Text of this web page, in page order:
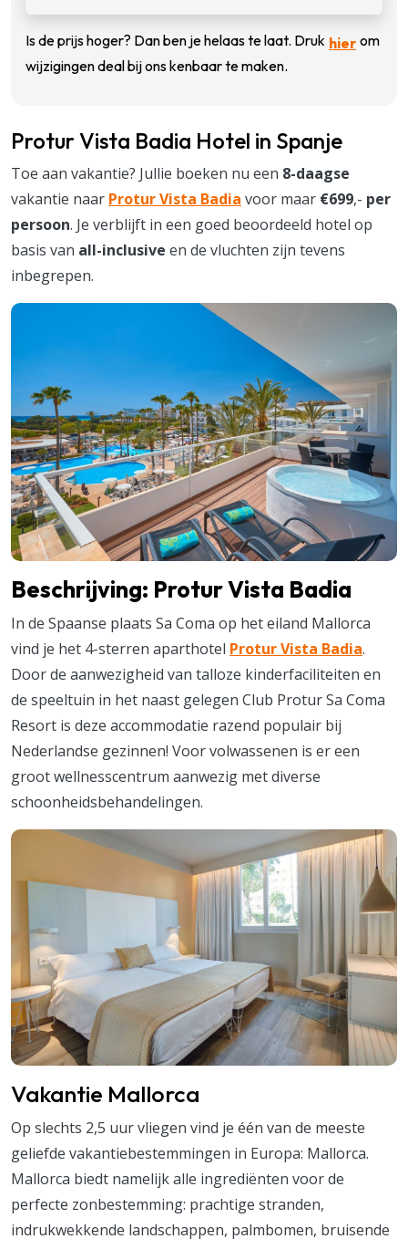
Is de prijs hoger? Dan ben je helaas te laat. Druk hier om
wijzigingen deal bij ons kenbaar te maken.
Protur Vista Badia Hotel in Spanje
Toe aan vakantie? Jullie boeken nu een 8-daagse
vakantie naar Protur Vista Badia voor maar €699,- per
persoon. Je verblijft in een goed beoordeeld hotel op
basis van all-inclusive en de vluchten zijn tevens
inbegrepen.
Beschrijving: Protur Vista Badia
In de Spaanse plaats Sa Coma op het eiland Mallorca
vind je het 4-sterren aparthotel Protur Vista Badia.
Door de aanwezigheid van talloze kinderfaciliteiten en
de speeltuin in het naast gelegen Club Protur Sa Coma
Resort is deze accommodatie razend populair bij
Nederlandse gezinnen! Voor volwassenen is er een
groot wellnesscentrum aanwezig met diverse
schoonheidsbehandelingen.
Vakantie Mallorca
Op slechts 2,5 uur vliegen vind je één van de meeste
geliefde vakantiebestemmingen in Europa: Mallorca.
Mallorca biedt namelijk alle ingrediënten voor de
perfecte zonbestemming: prachtige stranden,
indrukwekkende landschappen, palmbomen, bruisende